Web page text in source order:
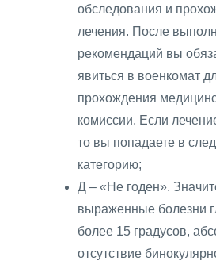
обследования и
лечения. После
рекомендаций вы
явиться в военкомат
прохождения
комиссии. Если
то вы попадаете в
категорию;
Д – «Не годен».
выраженные болезни
более 15 градусов,
отсутствие